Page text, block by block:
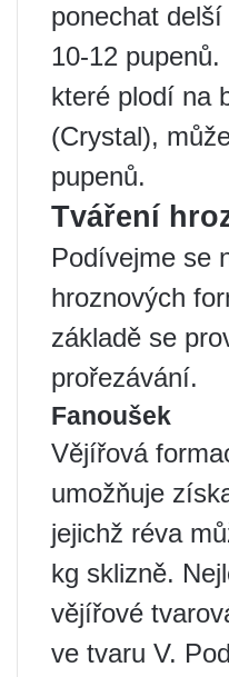
ponechat
10-12
které plodí na
(Crystal),
pupenů.
Tváření
Podívejme se
hroznových
základě se
prořezávání.
Fanoušek
Vějířová
umožňuje
jejichž réva
kg sklizně.
vějířové
ve tvaru V.